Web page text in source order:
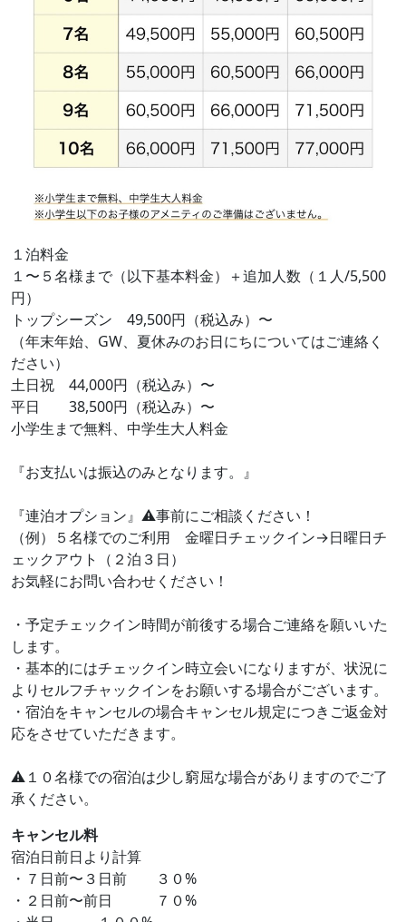
１泊料金
１〜５名様まで（以下基本料金）＋追加人数（１人/5,500
円）
トップシーズン 49,500円（税込み）〜
（年末年始、GW、夏休みのお日にちについてはご連絡く
ださい）
土日祝 44,000円（税込み）〜
平日 38,500円（税込み）〜
小学生まで無料、中学生大人料金
『お支払いは振込のみとなります。』
『連泊オプション』⚠︎事前にご相談ください！
（例）５名様でのご利用 金曜日チェックイン→日曜日チ
ェックアウト（２泊３日）
お気軽にお問い合わせください！
・予定チェックイン時間が前後する場合ご連絡を願いいた
します。
・基本的にはチェックイン時立会いになりますが、状況に
よりセルフチャックインをお願いする場合がございます。
・宿泊をキャンセルの場合キャンセル規定につきご返金対
応をさせていただきます。
⚠︎１０名様での宿泊は少し窮屈な場合がありますのでご了
承ください。
キャンセル料
宿泊日前日より計算
・７日前〜３日前 ３０%
・２日前〜前日 ７０%